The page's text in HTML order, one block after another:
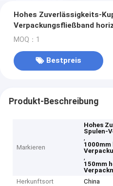
Hohes Zuverlässigkeits-
Verpackungsfließband
Ods 1000mm
MOQ：1
Bestpreis
Produkt-Beschreibung
Markieren
Hohes
Spulen-
,
1000mm
,
150mm
Herkunftsort
China